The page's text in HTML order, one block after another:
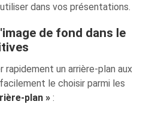
dans vos présentations.
de fond dans le
rapidement un arrière-plan aux
le choisir parmi les
plan » :